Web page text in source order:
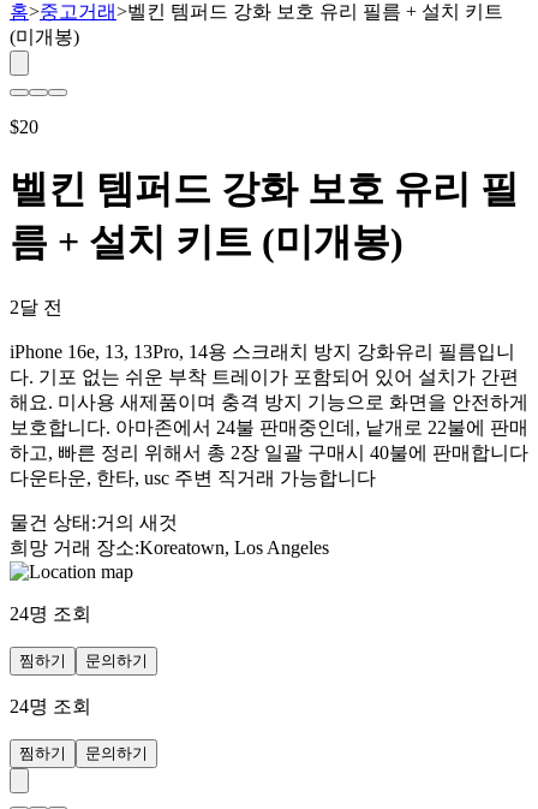
홈>중고거래>벨킨 템퍼드 강화 보호 유리 필름 + 설치 키트
(미개봉)
$20
벨킨 템퍼드 강화 보호 유리 필
름 + 설치 키트 (미개봉)
2달 전
iPhone 16e, 13, 13Pro, 14용 스크래치 방지 강화유리 필름입니
다. 기포 없는 쉬운 부착 트레이가 포함되어 있어 설치가 간편
해요. 미사용 새제품이며 충격 방지 기능으로 화면을 안전하게
보호합니다. 아마존에서 24불 판매중인데, 낱개로 22불에 판매
하고, 빠른 정리 위해서 총 2장 일괄 구매시 40불에 판매합니다
다운타운, 한타, usc 주변 직거래 가능합니다
물건 상태 :거의 새것
희망 거래 장소:Koreatown, Los Angeles
24명 조회
찜하기 문의하기
24명 조회
찜하기 문의하기